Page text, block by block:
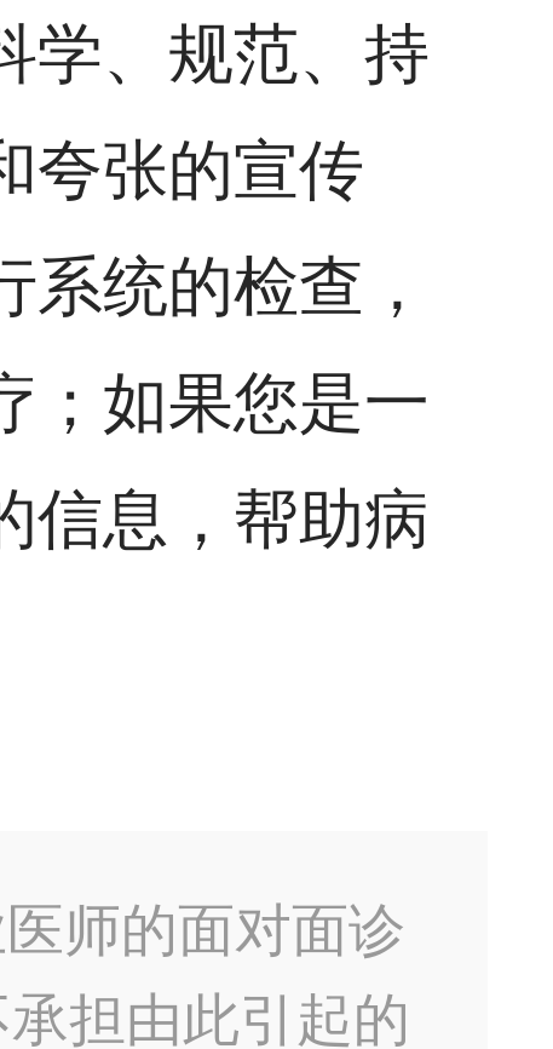
学、规范、持
夸张的宣传
统的检查，
；如果您是一
信息，帮助病
师的面对面诊
担由此引起的